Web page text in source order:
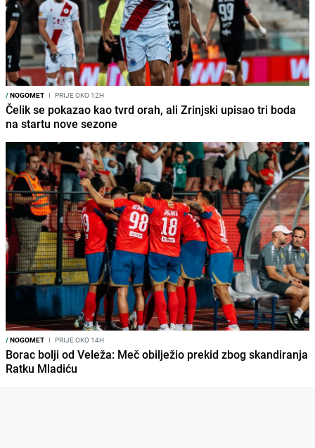
/NOGOMET I PRIJE OKO 12H
Čelik se pokazao kao tvrd orah, ali Zrinjski upisao tri boda
na startu nove sezone
/NOGOMET I PRIJE OKO 14H
Borac bolji od Veleža: Meč obilježio prekid zbog skandiranja
Ratku Mladiću